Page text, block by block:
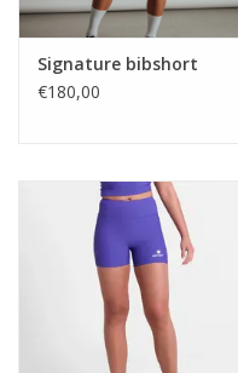
Signature bibshort
€180,00